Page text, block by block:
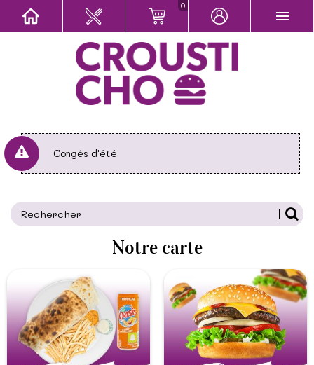
0
Congés d'été
Notre carte